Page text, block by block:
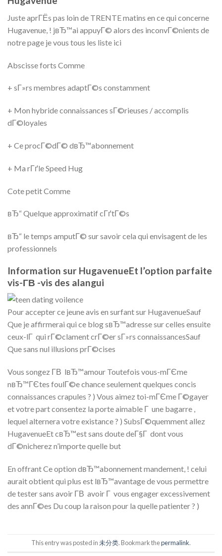
Juste aprГЁs pas loin de TRENTE matins en ce qui concerne
Hugavenue, ! jвЂ™ai appuyГ© alors des inconvГ©nients de
notre page je vous tous les liste ici
Abscisse forts Comme
+ sГ»rs membres adaptГ©s constamment
+ Mon hybride connaissances sГ©rieuses / accomplis
dГ©loyales
+ Ce procГ©dГ© dвЂ™abonnement
+ Ma rГґle Speed Hug
Cote petit Comme
вЂ“ Quelque approximatif cГґtГ©s
вЂ“ le temps amputГ© sur savoir cela qui envisagent de les
professionnels
Information sur HugavenueEt l’option parfaite
vis-Г­В -vis des alangui
Pour accepter ce jeune avis en surfant sur HugavenueSauf
Que je affirmerai qui ce blog sвЂ™adresse sur celles ensuite
ceux-lГ qui rГ©clament crГ©er sГ»rs connaissancesSauf
Que sans nul illusions prГ©cises
Vous songez Г­В lвЂ™amour Toutefois vous-mГЄme
nвЂ™ГЄtes foulГ©e chance seulement quelques concis
connaissances crapules ? ) Vous aimez toi-mГЄme Г©gayer
et votre part consentez la porte aimable Г une bagarre ,
lequel alternera votre existance ? ) SubsГ©quemment allez
HugavenueEt cвЂ™est sans doute deГ§Г dont vous
dГ©nicherez n’importe quelle but
En offrant Ce option dвЂ™abonnement mandement, ! celui
aurait obtient qui plus est lвЂ™avantage de vous permettre
de tester sans avoir Г­В avoir Г vous engager excessivement
des annГ©es Du coup la raison pour la quelle patienter ? )
This entry was posted in未分类. Bookmark thepermalink.